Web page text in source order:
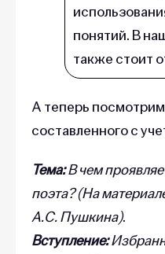
понятий. В
также стоит
А теперь
составленного с
Тема:В чем
поэта? (На
А.С. Пушкина).
Вступление: